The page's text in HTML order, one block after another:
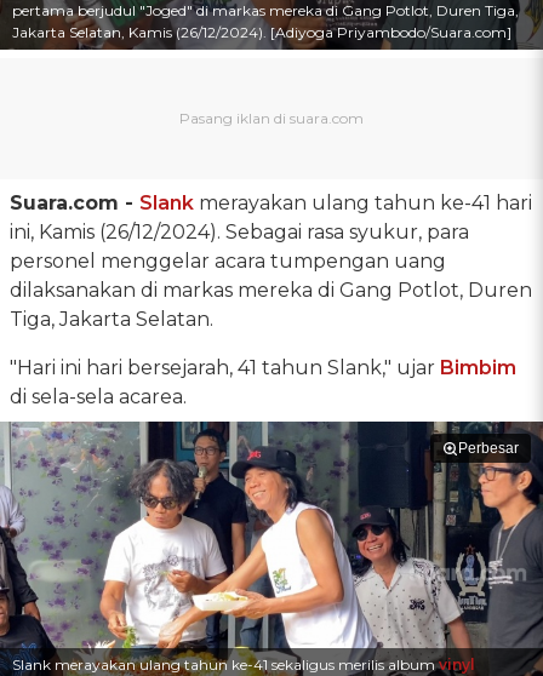
pertama berjudul "Joged" di markas mereka di Gang Potlot, Duren Tiga,
Jakarta Selatan, Kamis (26/12/2024). [Adiyoga Priyambodo/Suara.com]
Suara.com - Slank merayakan ulang tahun ke-41 hari
ini, Kamis (26/12/2024). Sebagai rasa syukur, para
personel menggelar acara tumpengan uang
dilaksanakan di markas mereka di Gang Potlot, Duren
Tiga, Jakarta Selatan.
"Hari ini hari bersejarah, 41 tahun Slank," ujar Bimbim
di sela-sela acarea.
Perbesar
Slank merayakan ulang tahun ke-41 sekaligus merilis albumvinyl